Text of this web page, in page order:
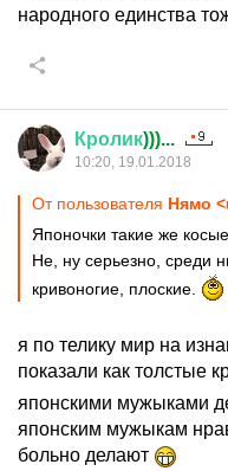
народного единства
Кролик)))...
10:20, 19.01.2018
От пользователя Нямо
Японочки такие же
Не, ну серьезно, среди
кривоногие, плоские.
я по телику мир на
показали как толстые
японскими мужыками
японским мужыкам
больно делают